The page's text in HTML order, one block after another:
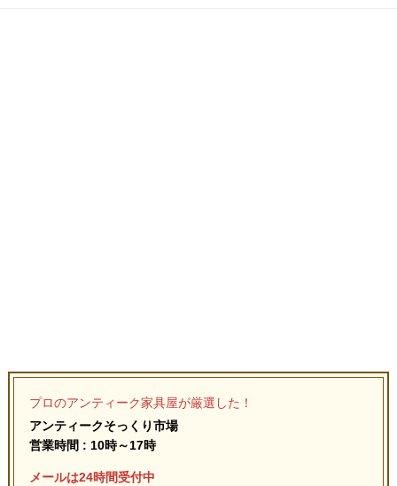
プロのアンティーク家具屋が厳選した！
アンティークそっくり市場
営業時間 : 10時～17時
メールは24時間受付中